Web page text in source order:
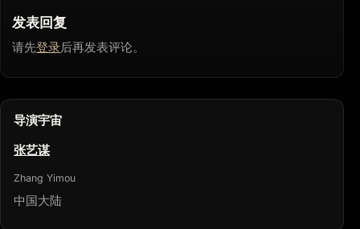
发表回复
请先登录后再发表评论。
导演宇宙
张艺谋
Zhang Yimou
中国大陆